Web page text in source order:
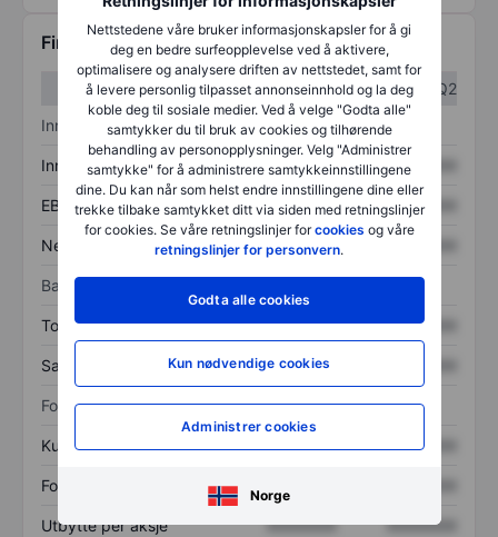
Nettstedene våre bruker informasjonskapsler for å gi
deg en bedre surfeopplevelse ved å aktivere,
optimalisere og analysere driften av nettstedet, samt for
å levere personlig tilpasset annonseinnhold og la deg
koble deg til sosiale medier. Ved å velge "Godta alle"
samtykker du til bruk av cookies og tilhørende
behandling av personopplysninger. Velg "Administrer
samtykke" for å administrere samtykkeinnstillingene
dine. Du kan når som helst endre innstillingene dine eller
trekke tilbake samtykket ditt via siden med retningslinjer
for cookies. Se våre retningslinjer forcookies og våre
retningslinjer for personvern.
Godta alle cookies
Kun nødvendige cookies
Administrer cookies
Norge
Finansiell informasjon
Q1
Q2
Inntektsoversikt
Inntekter XXXXXXX XXXXXXX
EBITDA XXXXXXX XXXXXXX
Nettoinntekt XXXXXXX
Balanse
Totale eiendeler XXXXXXX XXXXXXX
Samlet gjeld XXXXXXX
Forholdstall
Kurs/salg XXXXXXX XXXXXXX
Fortjeneste per aksje
Utbytte per aksje XXXXXXX XXXXXXX